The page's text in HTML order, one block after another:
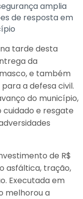
amplia
de resposta em
tarde desta
da
e também
a defesa civil.
do município,
e resgate
de R$
asfáltica, tração,
Executada em
melhorou a